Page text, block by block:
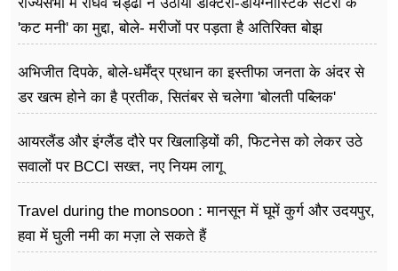
'कट मनी' का मुद्दा, बोले- मरीजों पर पड़ता है अ​तिरिक्त बोझ
अभिजीत दिपके, बोले-धर्मेंद्र प्रधान का इस्तीफा जनता के अंदर से
डर खत्म होने का है प्रतीक, सितंबर से चलेगा 'बोलती पब्लिक'
आयरलैंड और इंग्लैंड दौरे पर खिलाड़ियों की, फिटनेस को लेकर उठे
सवालों पर BCCI सख्त, नए नियम लागू
Travel during the monsoon : मानसून में घूमें कुर्ग और उदयपुर,
हवा में घुली नमी का मज़ा ले सकते हैं